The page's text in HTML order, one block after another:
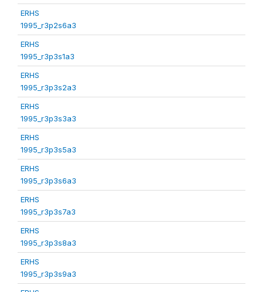
ERHS
1995_r3p2s6a3
ERHS
1995_r3p3s1a3
ERHS
1995_r3p3s2a3
ERHS
1995_r3p3s3a3
ERHS
1995_r3p3s5a3
ERHS
1995_r3p3s6a3
ERHS
1995_r3p3s7a3
ERHS
1995_r3p3s8a3
ERHS
1995_r3p3s9a3